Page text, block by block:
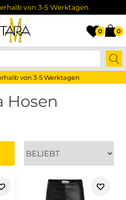
von 3-5 Werktagen
0 0
von 3-5 Werktagen
Hosen